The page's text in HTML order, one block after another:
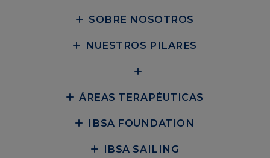
SOBRE NOSOTROS
NUESTROS PILARES
ÁREAS TERAPÉUTICAS
IBSA FOUNDATION
IBSA SAILING